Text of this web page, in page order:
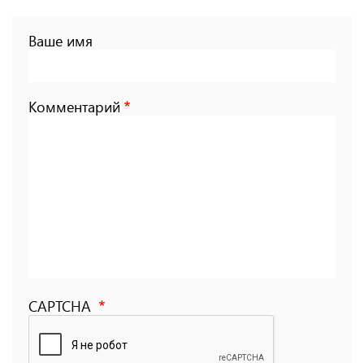
Ваше имя
Комментарий
CAPTCHA